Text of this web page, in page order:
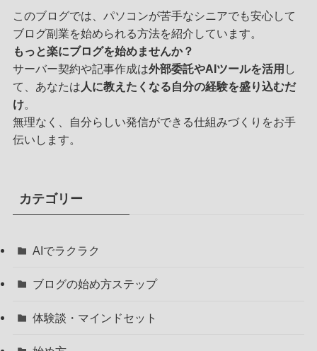
このブログでは、パソコンが苦手なシニアでも安心して
ブログ副業を始められる方法を紹介しています。
もっと楽にブログを始めませんか？
サーバー契約や記事作成は外部委託やAIツールを活用 し
て、あなたは 人に教えたくなる自分の経験を盛り込むだ
け。
無理なく、自分らしい発信ができる仕組みづくりをお手
伝いします。
カテゴリー
AIでラクラク
ブログの始め方ステップ
体験談・マインドセット